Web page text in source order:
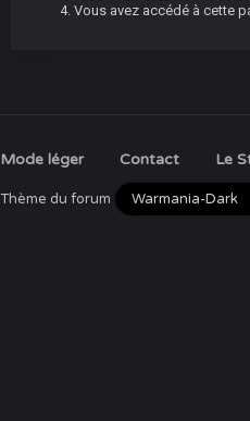
Vous avez accédé à cette
Mode léger Contact Le
Thème du forum